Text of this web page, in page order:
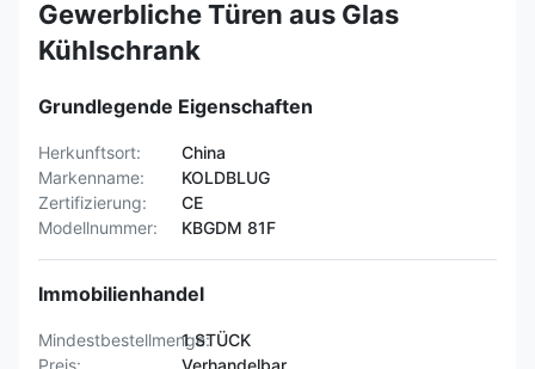
Gewerbliche Türen aus Glas
Kühlschrank
Grundlegende Eigenschaften
Herkunftsort:
China
Markenname:
KOLDBLUG
Zertifizierung:
CE
Modellnummer:
KBGDM 81F
Immobilienhandel
Mindestbestellmenge:1 STÜCK
Preis:
Verhandelbar